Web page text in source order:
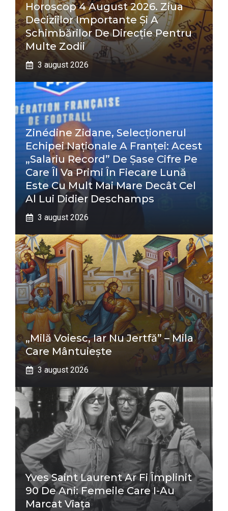
Horoscop 4 August 2026. Ziua
Deciziilor Importante Și A
Schimbărilor De Direcție Pentru
Multe Zodii
3 august 2026
Zinédine Zidane, Selecționerul
Echipei Naționale A Franței: Acest
„salariu Record” De Șase Cifre Pe
Care Îl Va Primi În Fiecare Lună
Este Cu Mult Mai Mare Decât Cel
Al Lui Didier Deschamps
3 august 2026
„Milă Voiesc, Iar Nu Jertfă” – Mila
Care Mântuiește
3 august 2026
Yves Saint Laurent Ar Fi Împlinit
90 De Ani: Femeile Care I-Au
Marcat Viața